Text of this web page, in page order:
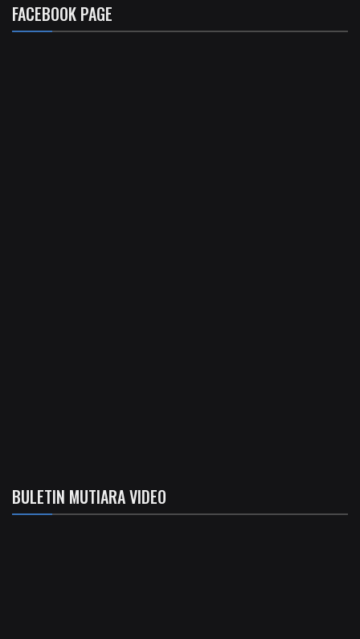
FACEBOOK PAGE
BULETIN MUTIARA VIDEO